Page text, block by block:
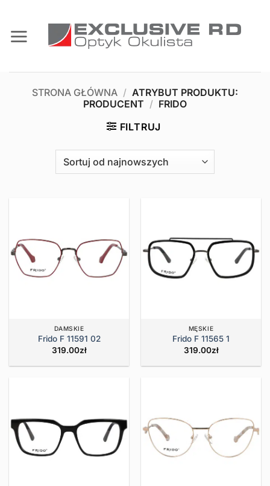
zawartości
STRONA GŁÓWNA / ATRYBUT PRODUKTU:
PRODUCENT / FRIDO
FILTRUJ
DAMSKIE
Frido F 11591 02
319.00zł
MĘSKIE
Frido F 11565 1
319.00zł